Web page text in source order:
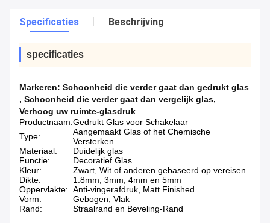
Specificaties Beschrijving
specificaties
Markeren: Schoonheid die verder gaat dan gedrukt glas
, Schoonheid die verder gaat dan vergelijk glas,
Verhoog uw ruimte-glasdruk
Productnaam:Gedrukt Glas voor Schakelaar
Type:
Aangemaakt Glas of het Chemische
Versterken
Materiaal:
Duidelijk glas
Functie:
Decoratief Glas
Kleur:
Zwart, Wit of anderen gebaseerd op vereisen
Dikte:
1.8mm, 3mm, 4mm en 5mm
Oppervlakte: Anti-vingerafdruk, Matt Finished
Vorm:
Gebogen, Vlak
Rand:
Straalrand en Beveling-Rand